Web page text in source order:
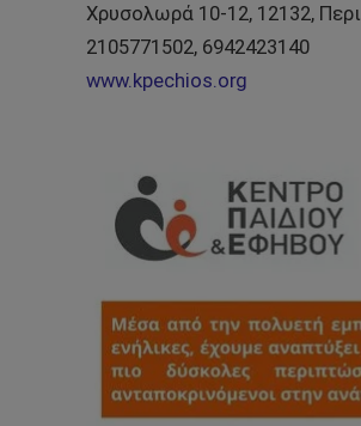
Χρυσολωρά 10-12, 12132,
2105771502, 6942423140
www.kpechios.org